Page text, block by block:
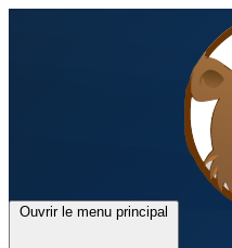
Ouvrir le menu principal